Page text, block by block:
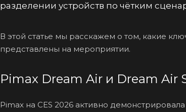
разделении устройств по чётким
В этой статье мы расскажем о том, какие
представлены на мероприятии.
Pimax Dream Air и Dream Air
Pimax на CES 2026 активно